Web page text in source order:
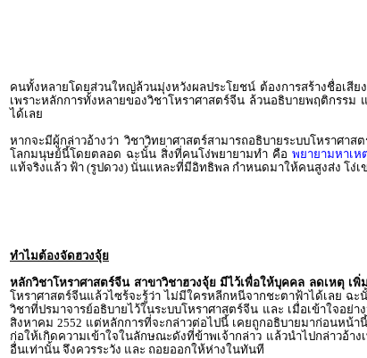
คนทั้งหลายโดยส่วนใหญ่ล้วนมุ่งหวังผลประโยชน์ ต้องการสร้างชื่อเสีย
เพราะหลักการทั้งหลายของวิชาโหราศาสตร์จีน ล้วนอธิบายพฤติกรร
ได้เลย
หากจะมีผู้กล่าวอ้างว่า วิชาวิทยาศาสตร์สามารถอธิบายระบบโหราศ
โลกมนุษย์นี้โดยตลอด ฉะนั้น สิ่งที่คนโง่พยายามทำ คือ พยายามหาเห
แท้จริงแล้ว ฟ้า (รูปดวง) นั่นแหละที่มีอิทธิพล กำหนดมาให้คนสูงส่ง โง่
ทำไมต้องจัดฮวงจุ้ย
หลักวิชาโหราศาสตร์จีน สาขาวิชาฮวงจุ้ย มีไว้เพื่อให้บุคคล ลดเหตุ เพิ่
โหราศาสตร์จีนแล้วไซร้จะรู้ว่า ไม่มีใครหลีกหนีจากชะตาฟ้าได้เลย ฉ
วิชาที่ปรมาจารย์อธิบายไว้ในระบบโหราศาสตร์จีน และ เมื่อเข้าใจอ
สิงหาคม 2552 แต่หลักการที่จะกล่าวต่อไปนี้ เคยถูกอธิบายมาก่อนหน้
ก่อให้เกิดความเข้าใจในลักษณะดังที่ข้าพเจ้ากล่าว แล้วนำไปกล่าวอ้า
อื่นเท่านั้น จึงควรระวัง และ ถอยออกให้ห่างในทันที